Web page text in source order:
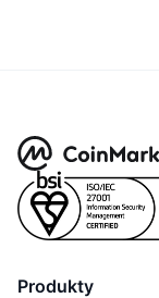
Produkty